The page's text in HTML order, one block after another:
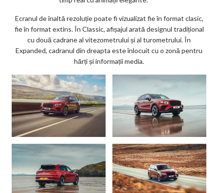
Ecranul de înaltă rezoluție poate fi vizualizat fie în format clasic,
fie în format extins. În Classic, afișajul arată designul tradițional
cu două cadrane al vitezometrului și al turometrului. În
Expanded, cadranul din dreapta este înlocuit cu o zonă pentru
hărți și informații media.